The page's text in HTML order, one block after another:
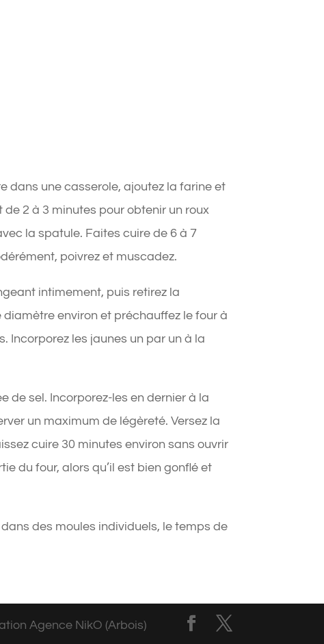
dans une casserole, ajoutez la farine et
2 à 3 minutes pour obtenir un roux
la spatule. Faites cuire de 6 à 7
poivrez et muscadez.
intimement, puis retirez la
environ et préchauffez le four à
Incorporez les jaunes un par un à la
de sel. Incorporez-les en dernier à la
un maximum de légèreté. Versez la
cuire 30 minutes environ sans ouvrir
du four, alors qu’il est bien gonflé et
des moules individuels, le temps de
Agence NikO (Arbois)